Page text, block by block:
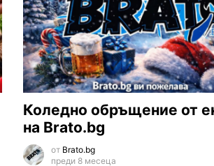
Коледно обръщение от
на Brato.bg
от Brato.bg
преди 8 месеца